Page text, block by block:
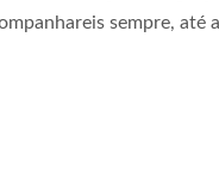
sempre, até a